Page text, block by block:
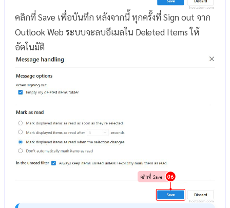
คลิกที่ Save เพื่อบันทึก หลังจากนี้ ทุกครั้งที่ Sign out จาก
Outlook Web ระบบจะลบอีเมลใน Deleted Items ให้
อัตโนมัติ